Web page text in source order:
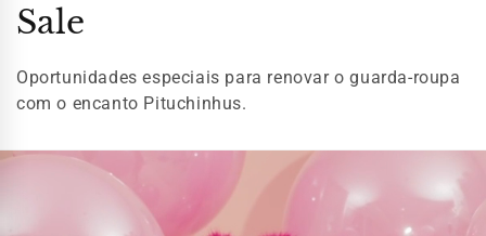
Sale
Oportunidades especiais para renovar o guarda-roupa
com o encanto Pituchinhus.